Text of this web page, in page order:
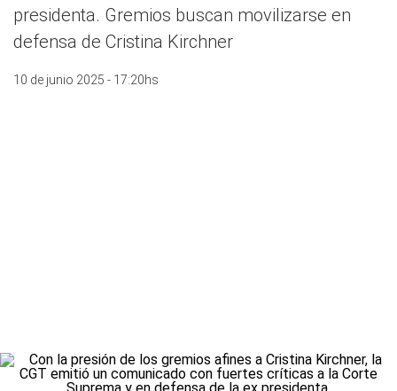
presidenta. Gremios buscan movilizarse en
defensa de Cristina Kirchner
10 de junio 2025 - 17:20hs